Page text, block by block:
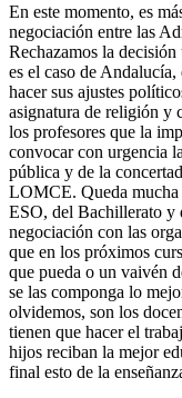
En este momento, es
negociación entre las
Rechazamos la
es el caso de
hacer sus ajustes
asignatura de religión y
los profesores que la
convocar con urgencia
pública y de la
LOMCE. Queda mucha
ESO, del Bachillerato y
negociación con las
que en los próximos
que pueda o un vaivén
se las componga lo
olvidemos, son los
tienen que hacer el
hijos reciban la mejor
final esto de la